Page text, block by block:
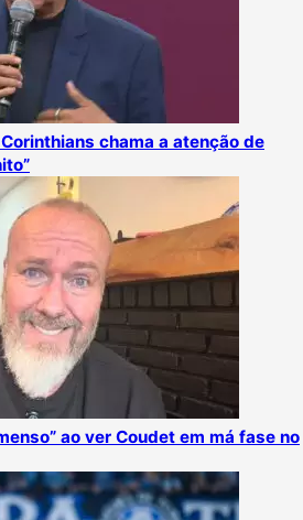
chama a atenção de
ao ver Coudet em má fase no